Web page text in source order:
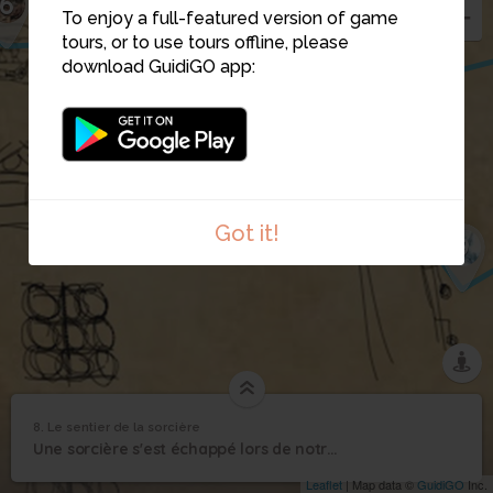
To enjoy a full-featured version of game
tours, or to use tours offline, please
download GuidiGO app:
Got it!
5
9
Leaflet | Map data ©GuidiGO Inc.
8
Le sentier de la
8. Le sentier de la sorcière
Une sorcière s'est échappé lors de notre parcours de l'horreur!